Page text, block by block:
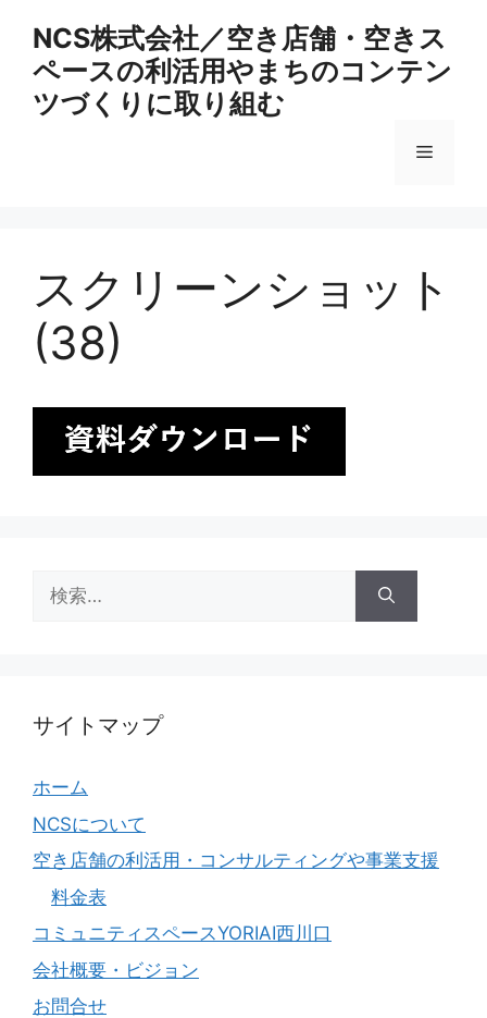
NCS株式会社／空き店舗・空きス
ペースの利活用やまちのコンテン
ツづくりに取り組む
メ
ュ
スクリーンショット
(38)
索:
サイトマップ
ホーム
NCSについて
空き店舗の利活用・コンサルティングや事業支援
料金表
コミュニティスペースYORIAI西川口
会社概要・ビジョン
お問合せ